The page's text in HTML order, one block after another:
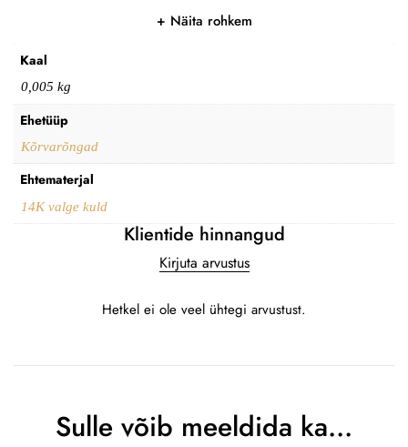
Näita rohkem
Kaal
0,005 kg
Ehetüüp
Kõrvarõngad
Ehtematerjal
14K valge kuld
Klientide hinnangud
Kirjuta arvustus
Hetkel ei ole veel ühtegi arvustust.
Sulle võib meeldida ka…